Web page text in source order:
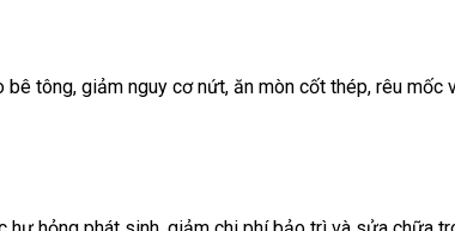
tông, giảm nguy cơ nứt, ăn mòn cốt thép, rêu mốc